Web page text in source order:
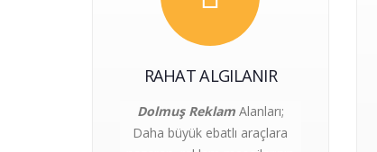
RAHAT ALGILANIR
Dolmuş ReklamAlanları;
Daha büyük ebatlı araçlara